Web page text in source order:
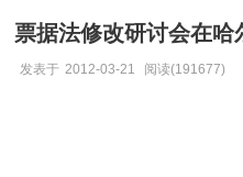
票据法修改研讨会在哈
发表于 2012-03-21 阅读(191677)